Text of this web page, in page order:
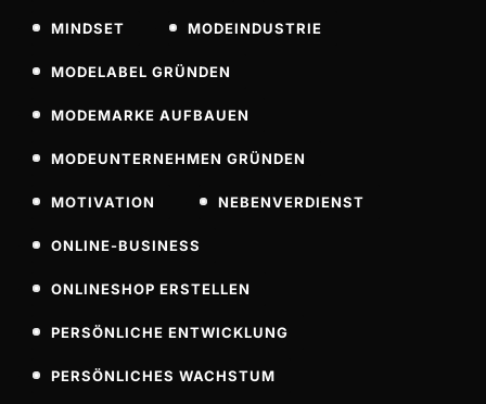
MINDSET MODEINDUSTRIE
MODELABEL GRÜNDEN
MODEMARKE AUFBAUEN
MODEUNTERNEHMEN GRÜNDEN
MOTIVATION NEBENVERDIENST
ONLINE-BUSINESS
ONLINESHOP ERSTELLEN
PERSÖNLICHE ENTWICKLUNG
PERSÖNLICHES WACHSTUM